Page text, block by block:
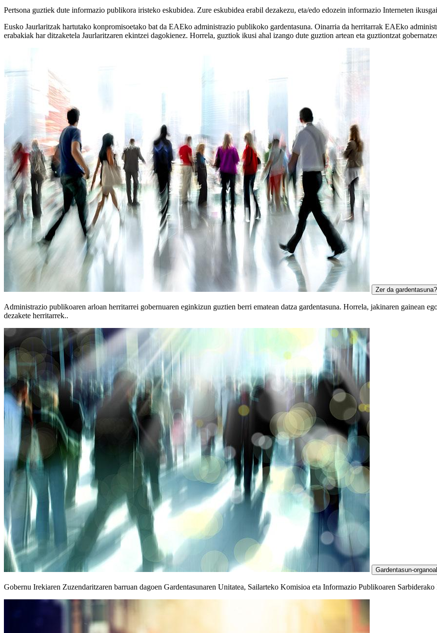
Pertsona guztiek dute informazio publikora iristeko eskubidea. Zure eskubidea erabil dezakezu, eta/edo edozein informazio Interneten
Eusko Jaurlaritzak hartutako konpromisoetako bat da EAEko administrazio publikoko gardentasuna. Oinarria da herritarrak EAEko
erabakiak har ditzaketela Jaurlaritzaren ekintzei dagokienez. Horrela, guztiok ikusi ahal izango dute guztion artean eta guztiontzat
Zer da gardentasuna?
Administrazio publikoaren arloan herritarrei gobernuaren eginkizun guztien berri ematean datza gardentasuna. Horrela, jakinaren gainean
dezakete herritarrek..
Gardentasun-
Gobernu Irekiaren Zuzendaritzaren barruan dagoen Gardentasunaren Unitatea, Sailarteko Komisioa eta Informazio Publikoaren